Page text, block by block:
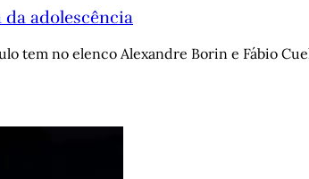
da adolescência
tem no elenco Alexandre Borin e Fábio